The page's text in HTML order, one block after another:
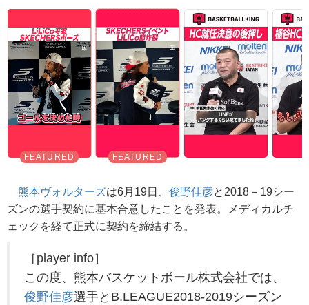
熊本ヴォルターズは6月19日、 俊野佳彦と2018－19シー
ズンの選手契約に基本合意したことを発表。メディカルチ
ェックを経て正式に契約を締結する。
［player info］
この度、熊本バスケットボール株式会社では、
俊野佳彦選手とB.LEAGUE2018-2019シーズン